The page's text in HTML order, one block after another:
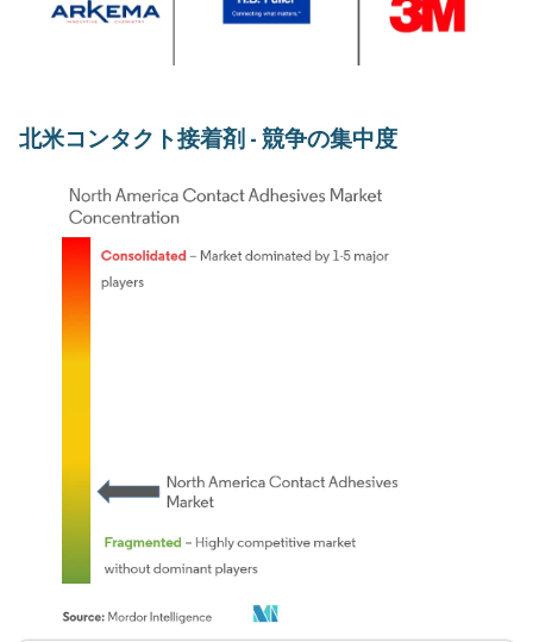
北米コンタクト接着剤 - 競争の集中度